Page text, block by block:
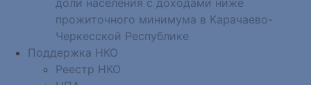
доли населения с доходами ниже
прожиточного минимума в Карачаево-
Черкесской Республике
Поддержка НКО
Реестр НКО